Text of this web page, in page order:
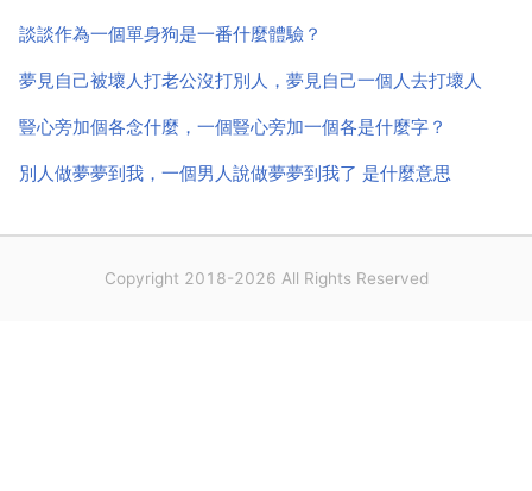
談談作為一個單身狗是一番什麼體驗？
夢見自己被壞人打老公沒打別人，夢見自己一個人去打壞人
豎心旁加個各念什麼，一個豎心旁加一個各是什麼字？
別人做夢夢到我，一個男人說做夢夢到我了 是什麼意思
Copyright 2018-2026 All Rights Reserved